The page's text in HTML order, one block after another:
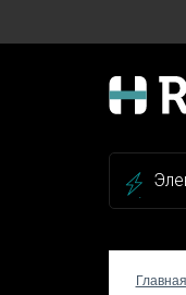
Главная